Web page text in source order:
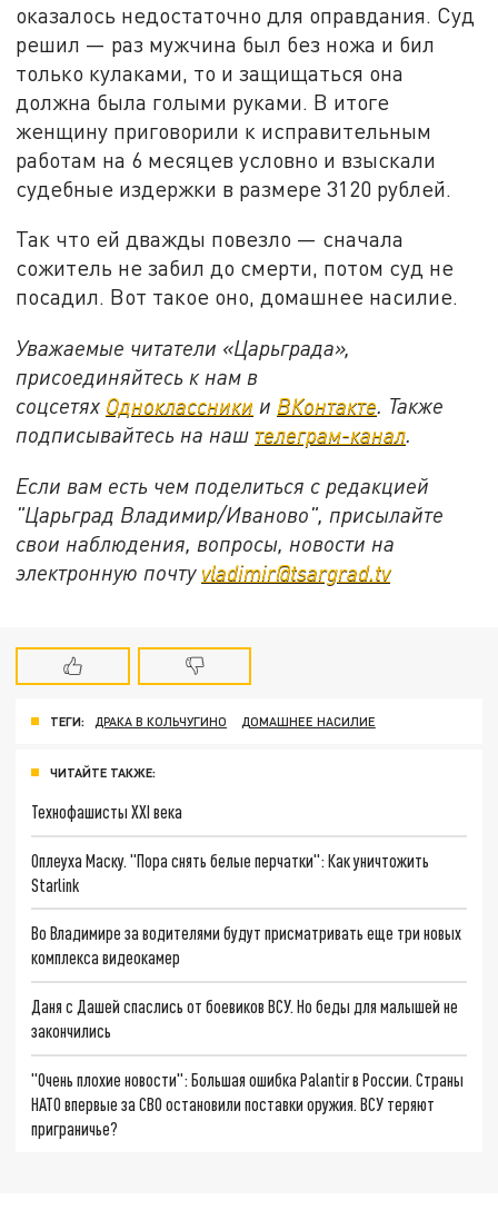
оказалось недостаточно для оправдания. Суд
решил — раз мужчина был без ножа и бил
только кулаками, то и защищаться она
должна была голыми руками. В итоге
женщину приговорили к исправительным
работам на 6 месяцев условно и взыскали
судебные издержки в размере 3120 рублей.
Так что ей дважды повезло — сначала
сожитель не забил до смерти, потом суд не
посадил. Вот такое оно, домашнее насилие.
Уважаемые читатели «Царьграда»,
присоединяйтесь к нам в
соцсетях Одноклассники и ВКонтакте. Также
подписывайтесь на наш телеграм-канал.
Если вам есть чем поделиться с редакцией
"Царьград Владимир/Иваново", присылайте
свои наблюдения, вопросы, новости на
электронную почту vladimir@tsargrad.tv
ТЕГИ: ДРАКА В КОЛЬЧУГИНО ДОМАШНЕЕ НАСИЛИЕ
ЧИТАЙТЕ ТАКЖЕ:
Технофашисты XXI века
Оплеуха Маску. "Пора снять белые перчатки": Как уничтожить
Starlink
Во Владимире за водителями будут присматривать еще три новых
комплекса видеокамер
Даня с Дашей спаслись от боевиков ВСУ. Но беды для малышей не
закончились
"Очень плохие новости": Большая ошибка Palantir в России. Страны
НАТО впервые за СВО остановили поставки оружия. ВСУ теряют
приграничье?